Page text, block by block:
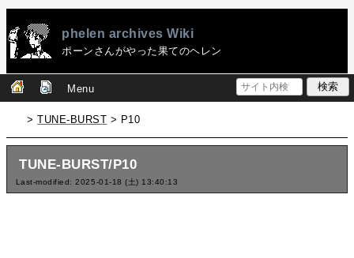
phelen archives Wiki
ポーンさんがやった果てのヘレン
Menu
>TUNE-BURST > P10
TUNE-BURST/P10
Last-modified: 2025-01-18 (土) 13:40:13